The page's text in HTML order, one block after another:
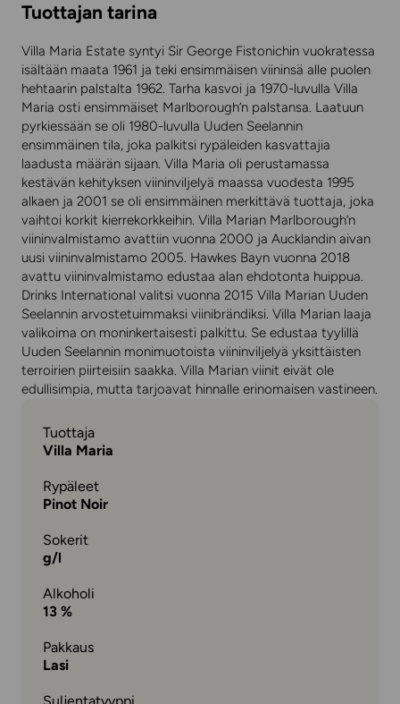
Tuottajan tarina
Villa Maria Estate syntyi Sir George Fistonichin vuokratessa
isältään maata 1961 ja teki ensimmäisen viininsä alle puolen
hehtaarin palstalta 1962. Tarha kasvoi ja 1970-luvulla Villa
Maria osti ensimmäiset Marlborough’n palstansa. Laatuun
pyrkiessään se oli 1980-luvulla Uuden Seelannin
ensimmäinen tila, joka palkitsi rypäleiden kasvattajia
laadusta määrän sijaan. Villa Maria oli perustamassa
kestävän kehityksen viininviljelyä maassa vuodesta 1995
alkaen ja 2001 se oli ensimmäinen merkittävä tuottaja, joka
vaihtoi korkit kierrekorkkeihin. Villa Marian Marlborough’n
viininvalmistamo avattiin vuonna 2000 ja Aucklandin aivan
uusi viininvalmistamo 2005. Hawkes Bayn vuonna 2018
avattu viininvalmistamo edustaa alan ehdotonta huippua.
Drinks International valitsi vuonna 2015 Villa Marian Uuden
Seelannin arvostetuimmaksi viinibrändiksi. Villa Marian laaja
valikoima on moninkertaisesti palkittu. Se edustaa tyylillä
Uuden Seelannin monimuotoista viininviljelyä yksittäisten
terroirien piirteisiin saakka. Villa Marian viinit eivät ole
edullisimpia, mutta tarjoavat hinnalle erinomaisen vastineen.
Tuottaja
Villa Maria
Rypäleet
Pinot Noir
Sokerit
g/l
Alkoholi
13 %
Pakkaus
Lasi